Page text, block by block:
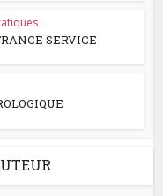
SERVICE